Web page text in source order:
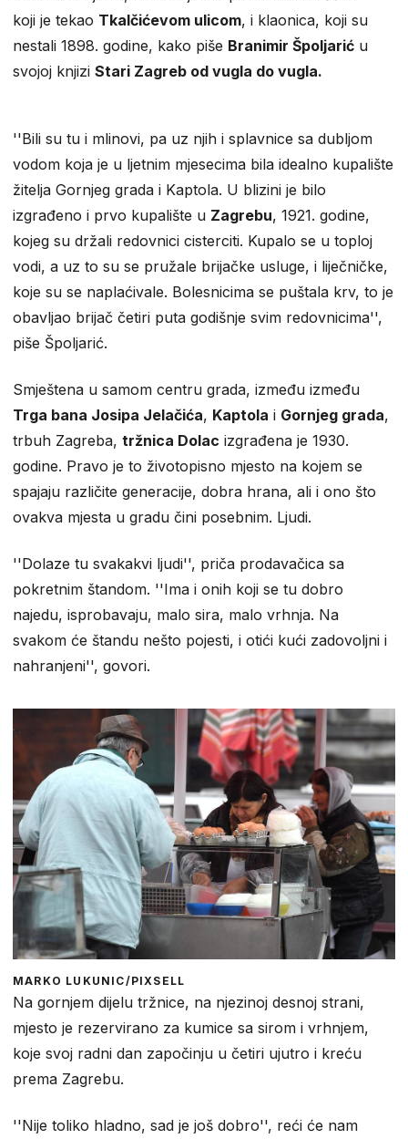
koji je tekao Tkalčićevom ulicom, i klaonica, koji su
nestali 1898. godine, kako piše Branimir Špoljarić u
svojoj knjizi Stari Zagreb od vugla do vugla.
''Bili su tu i mlinovi, pa uz njih i splavnice sa dubljom
vodom koja je u ljetnim mjesecima bila idealno kupalište
žitelja Gornjeg grada i Kaptola. U blizini je bilo
izgrađeno i prvo kupalište u Zagrebu, 1921. godine,
kojeg su držali redovnici cisterciti. Kupalo se u toploj
vodi, a uz to su se pružale brijačke usluge, i liječničke,
koje su se naplaćivale. Bolesnicima se puštala krv, to je
obavljao brijač četiri puta godišnje svim redovnicima'',
piše Špoljarić.
Smještena u samom centru grada, između između
Trga bana Josipa Jelačića, Kaptola i Gornjeg grada,
trbuh Zagreba, tržnica Dolac izgrađena je 1930.
godine. Pravo je to životopisno mjesto na kojem se
spajaju različite generacije, dobra hrana, ali i ono što
ovakva mjesta u gradu čini posebnim. Ljudi.
''Dolaze tu svakakvi ljudi'', priča prodavačica sa
pokretnim štandom. ''Ima i onih koji se tu dobro
najedu, isprobavaju, malo sira, malo vrhnja. Na
svakom će štandu nešto pojesti, i otići kući zadovoljni i
nahranjeni'', govori.
MARKO LUKUNIC/PIXSELL
Na gornjem dijelu tržnice, na njezinoj desnoj strani,
mjesto je rezervirano za kumice sa sirom i vrhnjem,
koje svoj radni dan započinju u četiri ujutro i kreću
prema Zagrebu.
''Nije toliko hladno, sad je još dobro'', reći će nam